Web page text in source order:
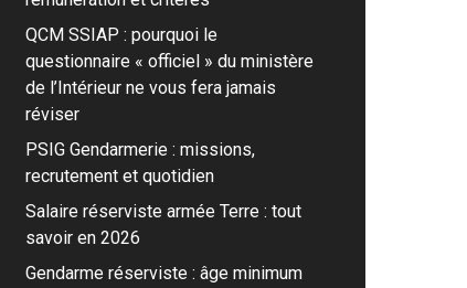
QCM SSIAP : pourquoi le
questionnaire « officiel » du ministère
de l’Intérieur ne vous fera jamais
réviser
PSIG Gendarmerie : missions,
recrutement et quotidien
Salaire réserviste armée Terre : tout
savoir en 2026
Gendarme réserviste : âge minimum